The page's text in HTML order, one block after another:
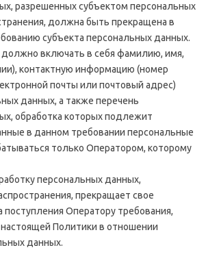
разрешенных субъектом персональных
должна быть прекращена в
субъекта персональных данных.
включать в себя фамилию, имя,
контактную информацию (номер
почты или почтовый адрес)
данных, а также перечень
обработка которых подлежит
в данном требовании персональные
только Оператором, которому
персональных данных,
прекращает свое
Оператору требования,
настоящей Политики в отношении
данных.